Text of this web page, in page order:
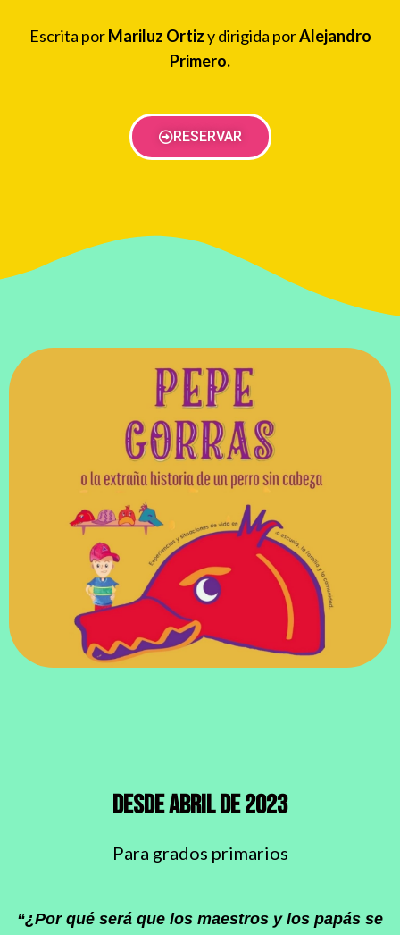
Escrita porMariluz Ortizy dirigida porAlejandro
Primero.
RESERVAR
Desde abril de 2023
Para grados primarios
“¿Por qué será que los maestros y los papás se